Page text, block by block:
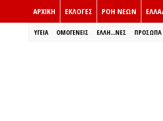
ΑΡΧΙΚΗ ΕΚΛΟΓΈΣ ΡΟΗ ΝΕΩΝ
ΥΓΕΙΑ ΟΜΟΓΕΝΕΙΣ ΈΛΛΗ...ΝΕΣ ΠΡΌΣΩΠΑ